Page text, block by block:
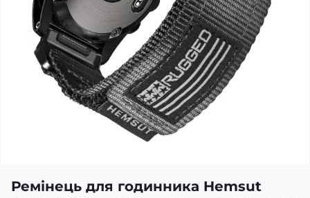
Ремінець для годинника Hemsut